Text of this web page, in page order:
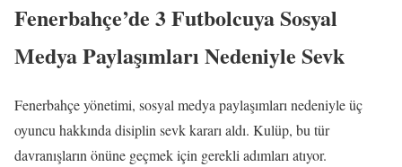
Fenerbahçe’de 3 Futbolcuya Sosyal
Medya Paylaşımları Nedeniyle Sevk
Fenerbahçe yönetimi, sosyal medya paylaşımları nedeniyle üç
oyuncu hakkında disiplin sevk kararı aldı. Kulüp, bu tür
davranışların önüne geçmek için gerekli adımları atıyor.